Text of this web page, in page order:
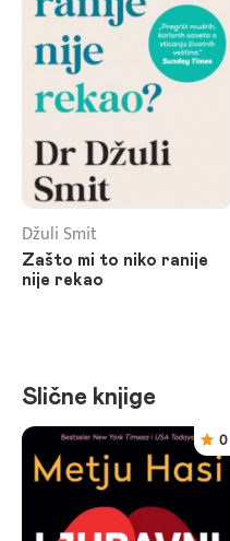
Džuli Smit
Zašto mi to niko ranije
nije rekao
Slične knjige
0